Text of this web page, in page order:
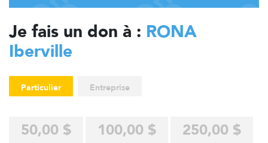
Je fais un don à : RONA
Iberville
Particulier Entreprise
50,00 $ 100,00 $
250,00 $